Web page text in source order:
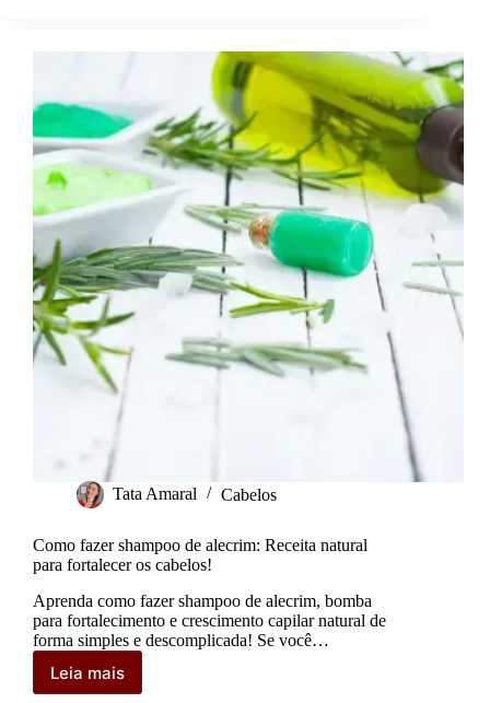
Passos
simples!
Tata Amaral Cabelos
Como fazer shampoo de alecrim: Receita natural
para fortalecer os cabelos!
Aprenda como fazer shampoo de alecrim, bomba
para fortalecimento e crescimento capilar natural de
forma simples e descomplicada! Se você…
Leia mais
Como